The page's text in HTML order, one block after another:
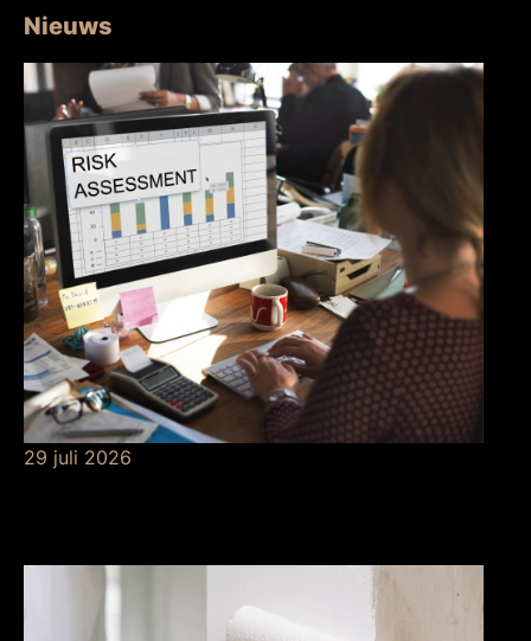
Nieuws
29 juli 2026